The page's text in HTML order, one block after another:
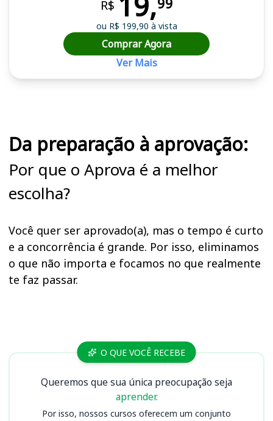
R$
ou R$ 199,90 à vista
Comprar Agora
Ver Mais
Da preparação à aprovação:
Por que o Aprova é a melhor
escolha?
Você quer ser aprovado(a), mas o tempo é curto
e a concorrência é grande. Por isso, eliminamos
o que não importa e focamos no que realmente
te faz passar.
Cursos O QUE VOCÊ RECEBE
Queremos que sua única preocupação seja
aprender.
Por isso, nossos cursos oferecem um conjunto